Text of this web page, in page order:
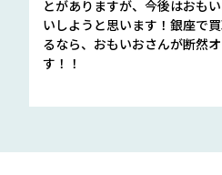
とがありますが、今後はおも
いしようと思います！銀座で
るなら、おもいおさんが断然
す！！